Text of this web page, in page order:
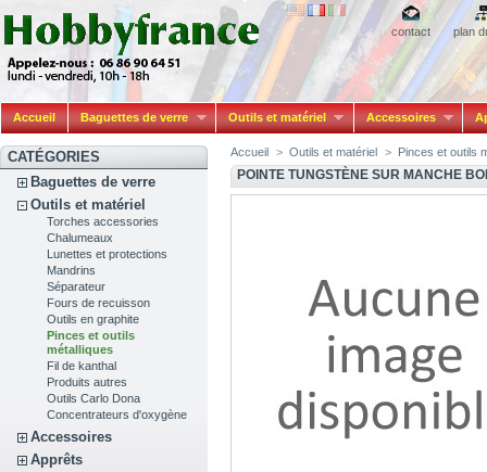
contact plan
Accueil Baguettes de verre Outils et matériel Accessoires
CATÉGORIES
Baguettes de verre
Outils et matériel
Torches accessories
Chalumeaux
Lunettes et protections
Mandrins
Séparateur
Fours de recuisson
Outils en graphite
Pinces et outils
métalliques
Fil de kanthal
Produits autres
Outils Carlo Dona
Concentrateurs d'oxygène
Accessoires
Apprêts
Accueil > Outils et matériel > Pinces et outils
POINTE TUNGSTÈNE SUR MANCHE